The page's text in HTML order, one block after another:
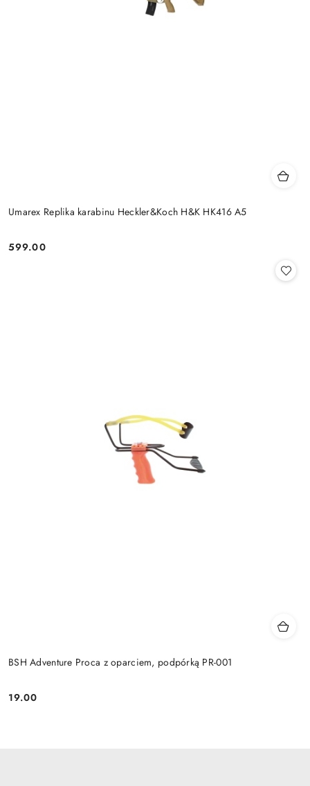
Umarex Replika karabinu Heckler&Koch H&K HK416 A5
Cena:
599.00
BSH Adventure Proca z oparciem, podpórką PR-001
Cena:
19.00